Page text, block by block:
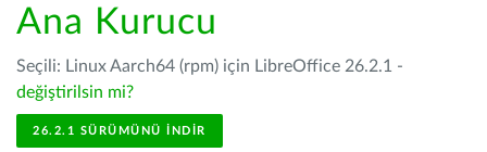
Ana Kurucu
Seçili: Linux Aarch64 (rpm) için LibreOffice 26.2.1 -
değiştirilsin mi?
26.2.1 SÜRÜMÜNÜ İNDIR